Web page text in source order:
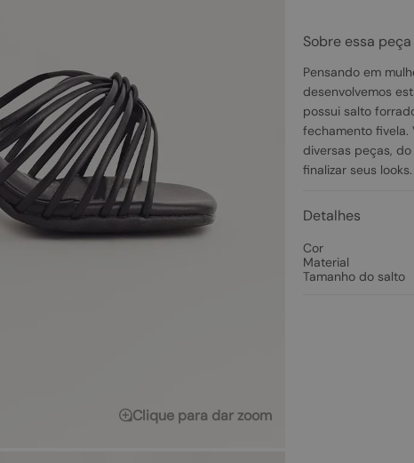
Clique para dar zoom
Sobre essa peça
Pensando em
desenvolvemos
possui salto
fechamento fivela.
diversas peças,
finalizar seus looks.
Detalhes
Cor
Material
Tamanho do salto